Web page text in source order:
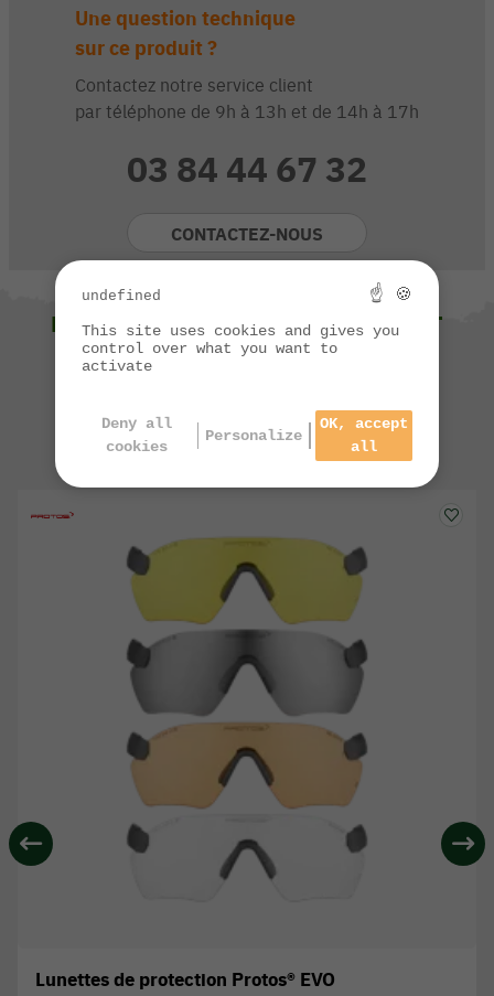
Une question technique
sur ce produit ?
Contactez notre service client
par téléphone de 9h à 13h et de 14h à 17h
03 84 44 67 32
CONTACTEZ-NOUS
NOUS VOUS SUGGÉRONS ÉGALEMENT
Lunettes de protection Protos® EVO
undefined ☝ 🍪
This site uses cookies and gives you
control over what you want to
activate
Deny all
cookies
Personalize
OK, accept
all